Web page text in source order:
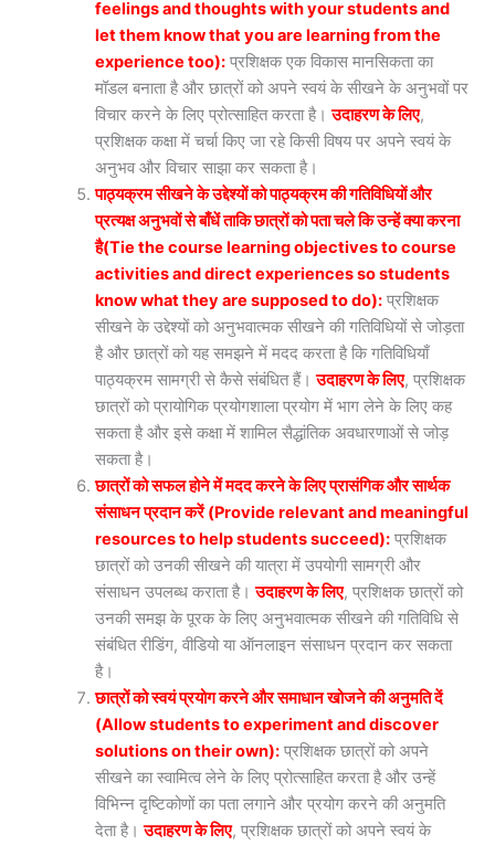
feelings and thoughts with your students and
let them know that you are learning from the
experience too): प्रशिक्षक एक विकास मानसिकता का
मॉडल बनाता है और छात्रों को अपने स्वयं के सीखने के अनुभवों पर
विचार करने के लिए प्रोत्साहित करता है।उदाहरण के लिए,
प्रशिक्षक कक्षा में चर्चा किए जा रहे किसी विषय पर अपने स्वयं के
अनुभव और विचार साझा कर सकता है।
पाठ्यक्रम सीखने के उद्देश्यों को पाठ्यक्रम की गतिविधियों और
प्रत्यक्ष अनुभवों से बाँधें ताकि छात्रों को पता चले कि उन्हें क्या करना
है(Tie the course learning objectives to course
activities and direct experiences so students
know what they are supposed to do): प्रशिक्षक
सीखने के उद्देश्यों को अनुभवात्मक सीखने की गतिविधियों से जोड़ता
है और छात्रों को यह समझने में मदद करता है कि गतिविधियाँ
पाठ्यक्रम सामग्री से कैसे संबंधित हैं।उदाहरण के लिए, प्रशिक्षक
छात्रों को प्रायोगिक प्रयोगशाला प्रयोग में भाग लेने के लिए कह
सकता है और इसे कक्षा में शामिल सैद्धांतिक अवधारणाओं से जोड़
सकता है।
छात्रों को सफल होने में मदद करने के लिए प्रासंगिक और सार्थक
संसाधन प्रदान करें (Provide relevant and meaningful
resources to help students succeed): प्रशिक्षक
छात्रों को उनकी सीखने की यात्रा में उपयोगी सामग्री और
संसाधन उपलब्ध कराता है।उदाहरण के लिए, प्रशिक्षक छात्रों को
उनकी समझ के पूरक के लिए अनुभवात्मक सीखने की गतिविधि से
संबंधित रीडिंग, वीडियो या ऑनलाइन संसाधन प्रदान कर सकता
है।
छात्रों को स्वयं प्रयोग करने और समाधान खोजने की अनुमति दें
(Allow students to experiment and discover
solutions on their own): प्रशिक्षक छात्रों को अपने
सीखने का स्वामित्व लेने के लिए प्रोत्साहित करता है और उन्हें
विभिन्न दृष्टिकोणों का पता लगाने और प्रयोग करने की अनुमति
देता है।उदाहरण के लिए, प्रशिक्षक छात्रों को अपने स्वयं के